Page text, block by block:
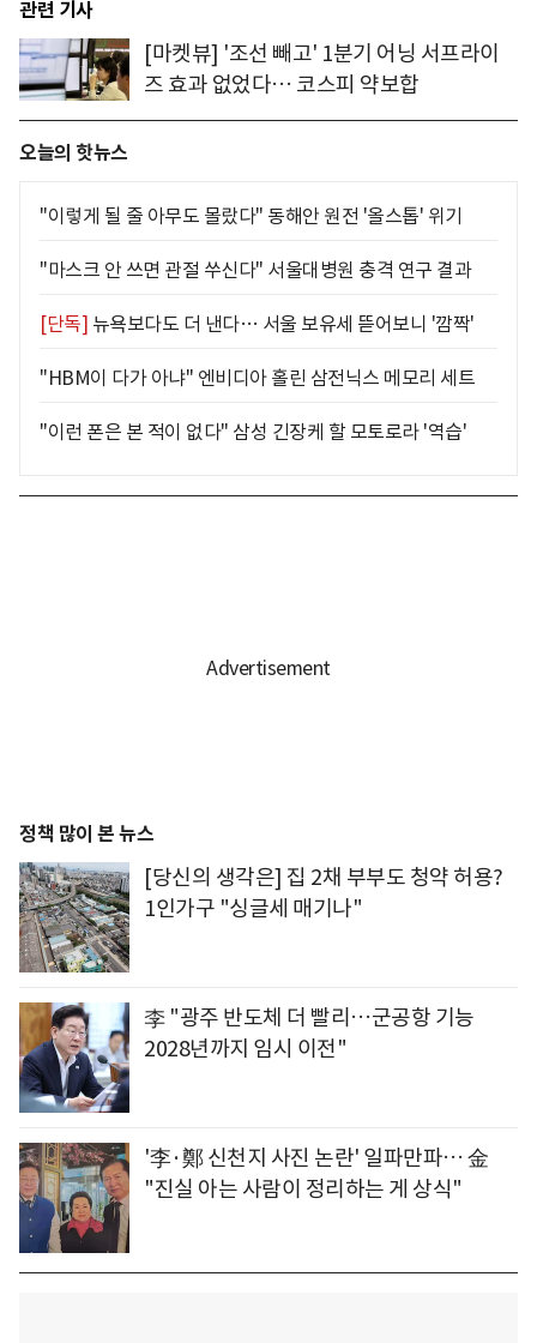
관련 기사
[마켓뷰] '조선 빼고' 1분기 어닝 서프라이
즈 효과 없었다… 코스피 약보합
오늘의 핫뉴스
"이렇게 될 줄 아무도 몰랐다" 동해안 원전 '올스톱' 위기
"마스크 안 쓰면 관절 쑤신다" 서울대병원 충격 연구 결과
[단독] 뉴욕보다도 더 낸다… 서울 보유세 뜯어보니 '깜짝'
"HBM이 다가 아냐" 엔비디아 홀린 삼전닉스 메모리 세트
"이런 폰은 본 적이 없다" 삼성 긴장케 할 모토로라 '역습'
정책 많이 본 뉴스
[당신의 생각은] 집 2채 부부도 청약 허용?
1인가구 "싱글세 매기나"
李 "광주 반도체 더 빨리…군공항 기능
2028년까지 임시 이전"
'李·鄭 신천지 사진 논란' 일파만파… 金
"진실 아는 사람이 정리하는 게 상식"